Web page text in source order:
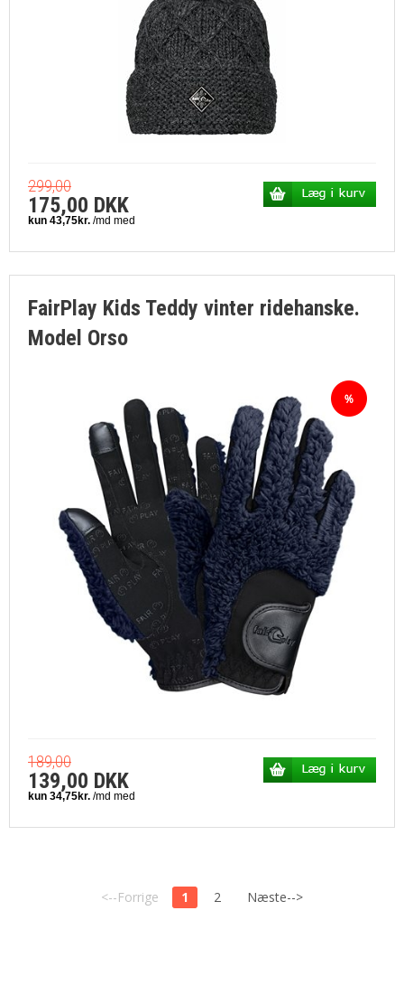
299,00
175,00 DKK
FairPlay Kids Teddy vinter ridehanske.
Model Orso
189,00
139,00 DKK
<--Forrige 1 2 Næste-->